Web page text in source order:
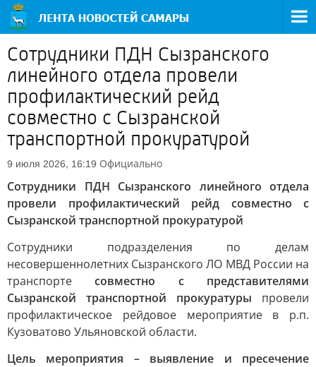
Сотрудники ПДН Сызранского
линейного отдела провели
профилактический рейд
совместно с Сызранской
транспортной прокуратурой
9 июля 2026, 16:19 Официально
Сотрудники ПДН Сызранского линейного отдела
провели профилактический рейд совместно с
Сызранской транспортной прокуратурой
Сотрудники подразделения по делам
несовершеннолетних Сызранского ЛО МВД России на
транспортесовместно с представителями
Сызранской транспортной прокуратуры провели
профилактическое рейдовое мероприятие в р.п.
Кузоватово Ульяновской области.
Цель мероприятия – выявление и пресечение